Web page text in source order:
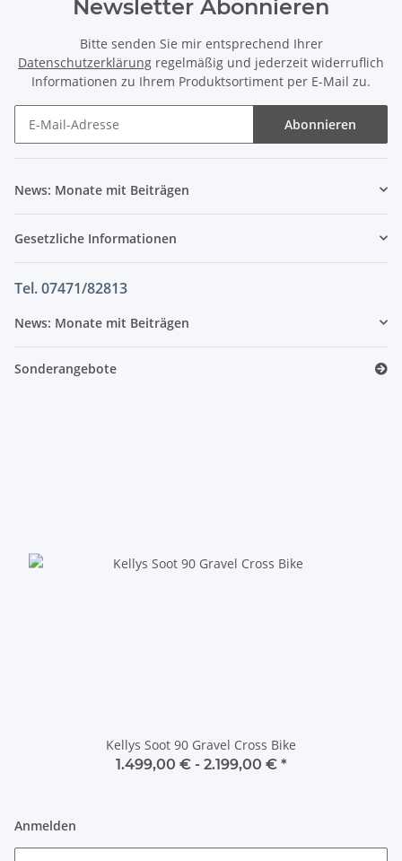
Newsletter Abonnieren
Bitte senden Sie mir entsprechend Ihrer
Datenschutzerklärung regelmäßig und jederzeit widerruflich
Informationen zu Ihrem Produktsortiment per E-Mail zu.
Abonnieren
News: Monate mit Beiträgen
Gesetzliche Informationen
Tel. 07471/82813
News: Monate mit Beiträgen
Sonderangebote
Kellys Soot 90 Gravel Cross Bike
1.499,00 € - 2.199,00 € *
Anmelden